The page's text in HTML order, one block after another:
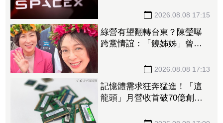
2026.08.08 17:15
綠營有望翻轉台東？陳瑩曝
跨黨情誼：「饒姊姊」曾親
2026.08.08 17:13
記憶體需求狂奔猛進！「這
龍頭」月營收首破70億創新